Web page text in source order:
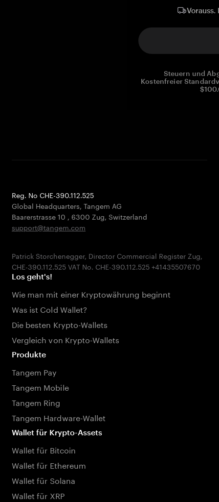
Steuern und
Kostenfreier
Reg. No CHE-390.112.525
Global Headquarters, Tangem AG
Baarerstrasse 10 , 6300 Zug, Switzerland
support@tangem.com
Patrick Storchenegger, Director Commercial Register Zug,
Los geht's!
Wie man mit einer Kryptowährung beginnt
Was ist Cold Wallet?
Die besten Krypto-Wallets
Vergleich von Krypto-Wallets
Produkte
Tangem Pay
Tangem Mobile
Tangem Ring
Tangem Hardware-Wallet
Wallet für Krypto-Assets
Wallet für Bitcoin
Wallet für Ethereum
Wallet für Solana
Wallet für XRP